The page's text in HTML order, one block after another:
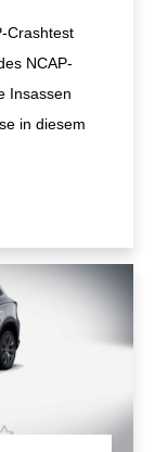
Crashtest
NCAP-
Insassen
in diesem